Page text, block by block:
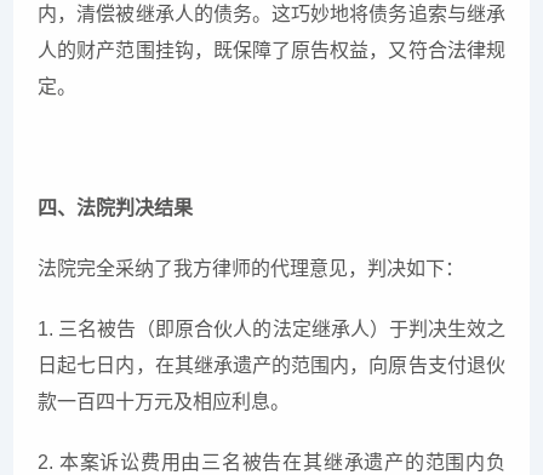
内，清偿被继承人的债务。这巧妙地将债务追索与继承
人的财产范围挂钩，既保障了原告权益，又符合法律规
定。
四、法院判决结果
法院完全采纳了我方律师的代理意见，判决如下：
1. 三名被告（即原合伙人的法定继承人）于判决生效之
日起七日内，在其继承遗产的范围内，向原告支付退伙
款一百四十万元及相应利息。
2. 本案诉讼费用由三名被告在其继承遗产的范围内负